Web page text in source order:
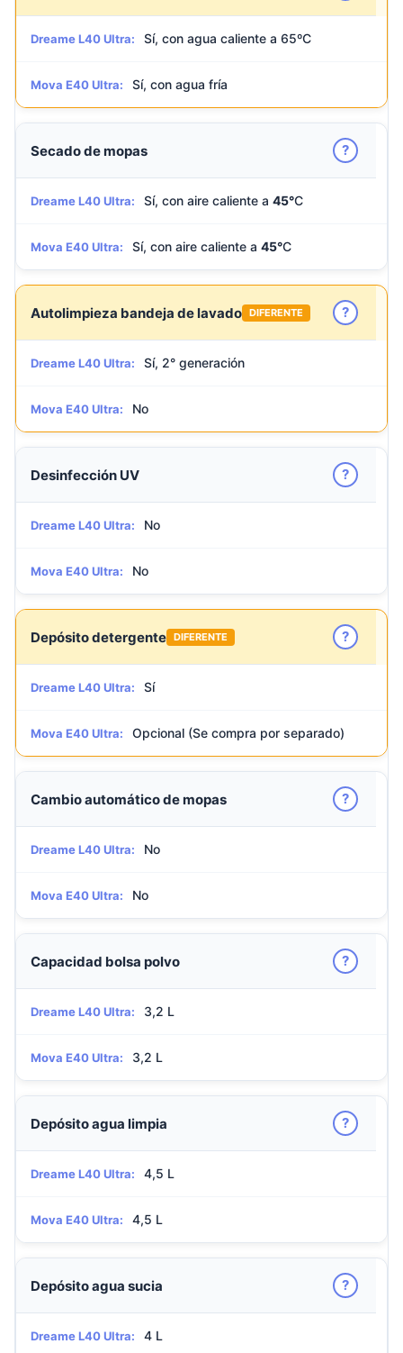
Dreame L40 Ultra: Sí, con agua caliente a 65ºC
Mova E40 Ultra: Sí, con agua fría
Secado de mopas ?
Dreame L40 Ultra: Sí, con aire caliente a 45°C
Mova E40 Ultra: Sí, con aire caliente a 45°C
Autolimpieza bandeja de lavado DIFERENTE ?
Dreame L40 Ultra: Sí, 2° generación
Mova E40 Ultra: No
Desinfección UV ?
Dreame L40 Ultra: No
Mova E40 Ultra: No
Depósito detergente DIFERENTE ?
Dreame L40 Ultra: Sí
Mova E40 Ultra: Opcional (Se compra por separado)
Cambio automático de mopas ?
Dreame L40 Ultra: No
Mova E40 Ultra: No
Capacidad bolsa polvo ?
Dreame L40 Ultra: 3,2 L
Mova E40 Ultra: 3,2 L
Depósito agua limpia ?
Dreame L40 Ultra: 4,5 L
Mova E40 Ultra: 4,5 L
Depósito agua sucia ?
Dreame L40 Ultra: 4 L